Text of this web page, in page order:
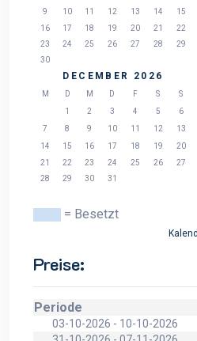
9 10 11 12 13 14
15
16
17 18 19 20 21
22
23
24 25 26 27 28
29
30
DECEMBER 2026
M D M D F S
S
1
2 3 4 5
6
7
8 9 10 11 12
13
14
15 16 17 18 19
20
21
22 23 24 25 26
27
28
29 30 31
= Besetzt
Preise:
Periode
03-10-2026 - 10-10-2026